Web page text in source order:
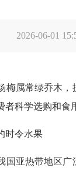
2026-06-01
梅属常绿乔木
科学选购和食
时令水果
国亚热带地区